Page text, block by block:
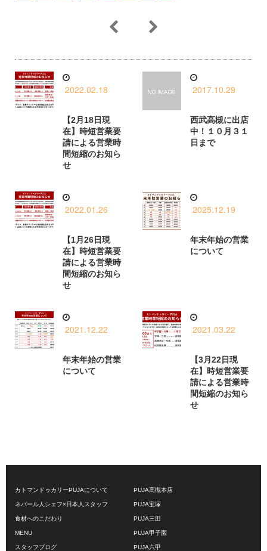
2022.02.18
【2月18日現
在】時短営業要
請による営業時
間短縮のお知ら
せ
2017.10.29
西武高槻に出店
中！１０月３１
日まで
2022.01.26
【1月26日現
在】時短営業要
請による営業時
間短縮のお知ら
せ
2025.12.19
年末年始の営業
について
2021.12.22
年末年始の営業
について
2021.03.22
【3月22日現
在】時短営業要
請による営業時
間短縮のお知ら
せ
カトマンドゥカリーPUJAについて
ネパール人シェフ×日本人スタッフ
食材へのこだわり
MENU
スタッフブログ
PUJA高槻本店
PUJA宝塚
PUJA三田
PUJA甲子園
PUJA六甲